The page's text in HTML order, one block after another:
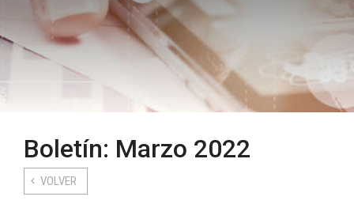
Boletín: Marzo 2022
VOLVER